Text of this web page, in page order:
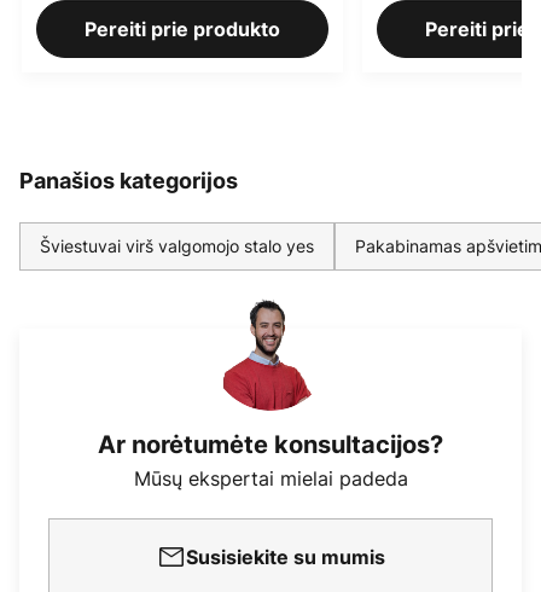
Pereiti prie produkto Pereiti prie
Panašios kategorijos
Šviestuvai virš valgomojo stalo yes Pakabinamas
Ar norėtumėte konsultacijos?
Mūsų ekspertai mielai padeda
Susisiekite su mumis